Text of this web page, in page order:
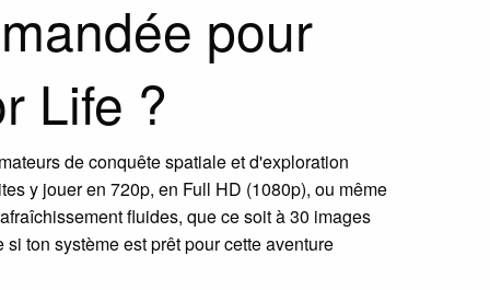
pour
Life ?
de conquête spatiale et d'exploration
y jouer en 720p, en Full HD (1080p), ou même
fluides, que ce soit à 30 images
ton système est prêt pour cette aventure